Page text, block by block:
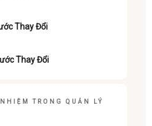
Thay Đổi
Thay Đổi
TRONG QUẢN LÝ